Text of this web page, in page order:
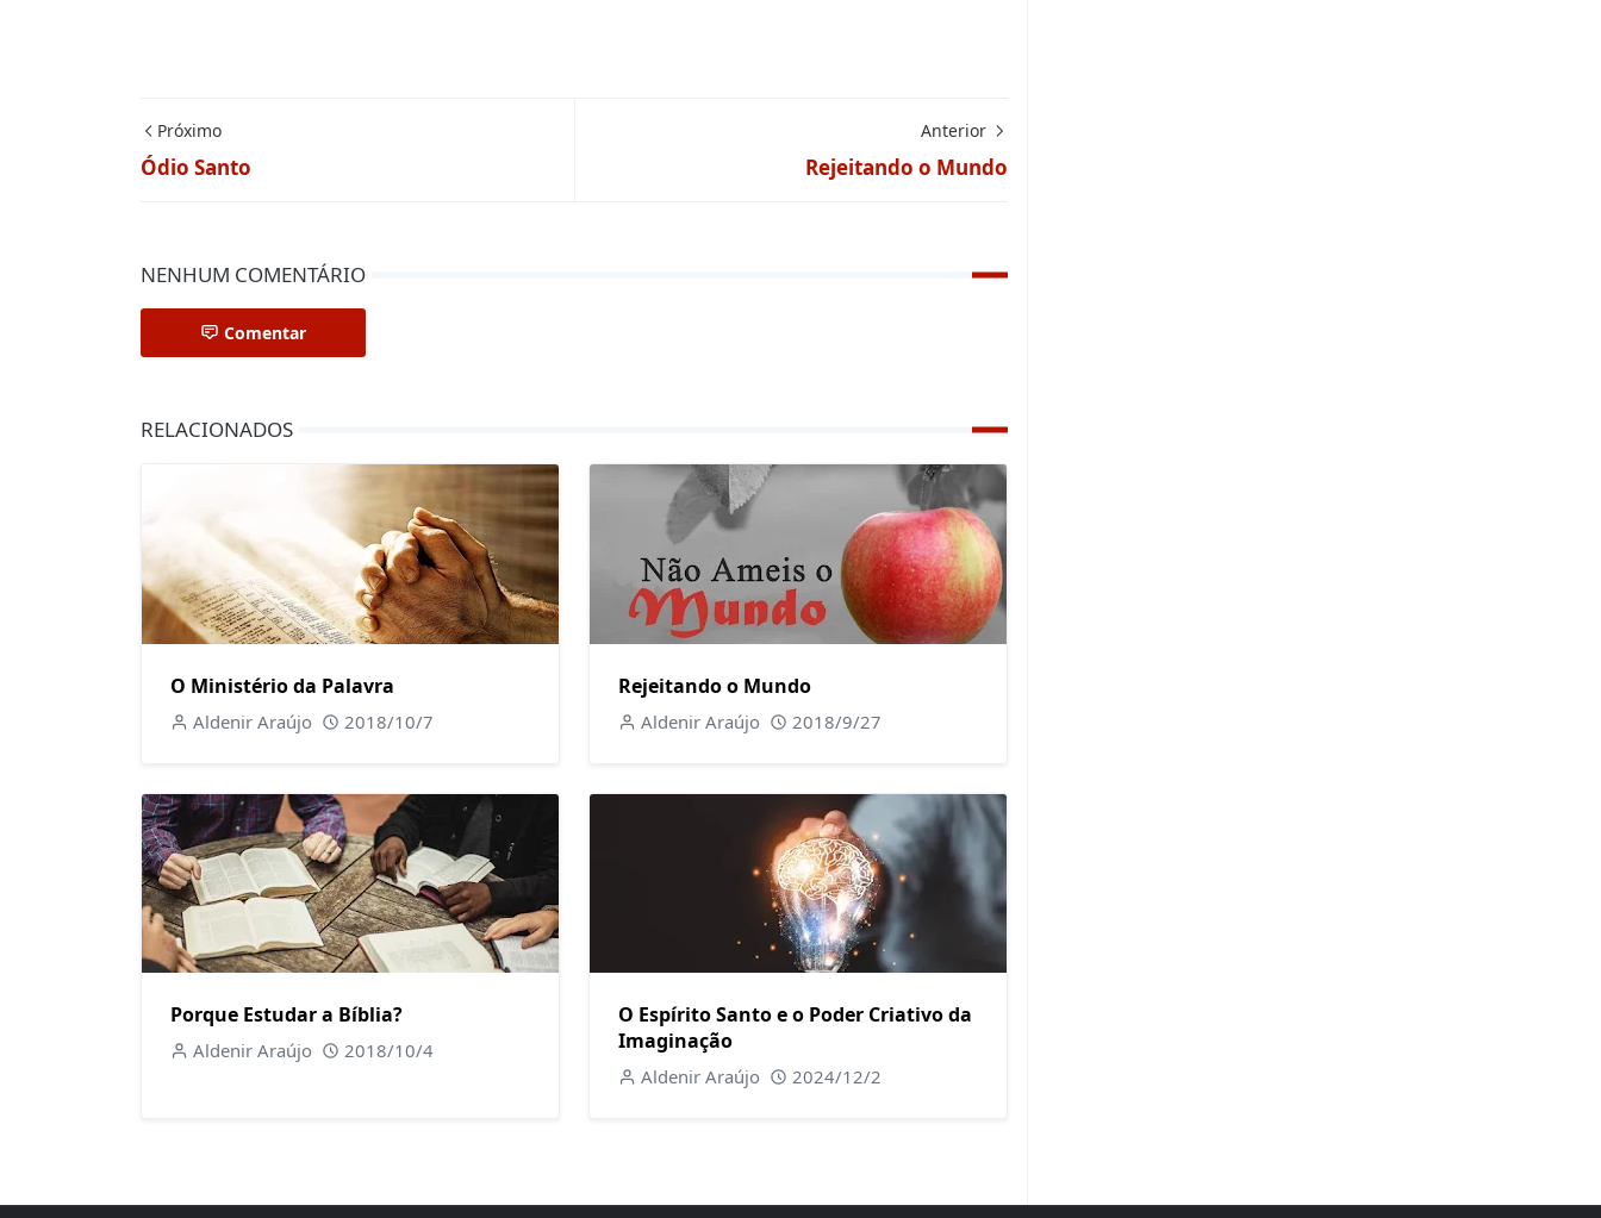
Próximo
Ódio Santo
Anterior
Rejeitando o Mundo
NENHUM COMENTÁRIO
Comentar
RELACIONADOS
O Ministério da Palavra
Aldenir Araújo 2018/10/7
Rejeitando o Mundo
Aldenir Araújo 2018/9/27
Porque Estudar a Bíblia?
Aldenir Araújo 2018/10/4
O Espírito Santo e o Poder Criativo da
Imaginação
Aldenir Araújo 2024/12/2